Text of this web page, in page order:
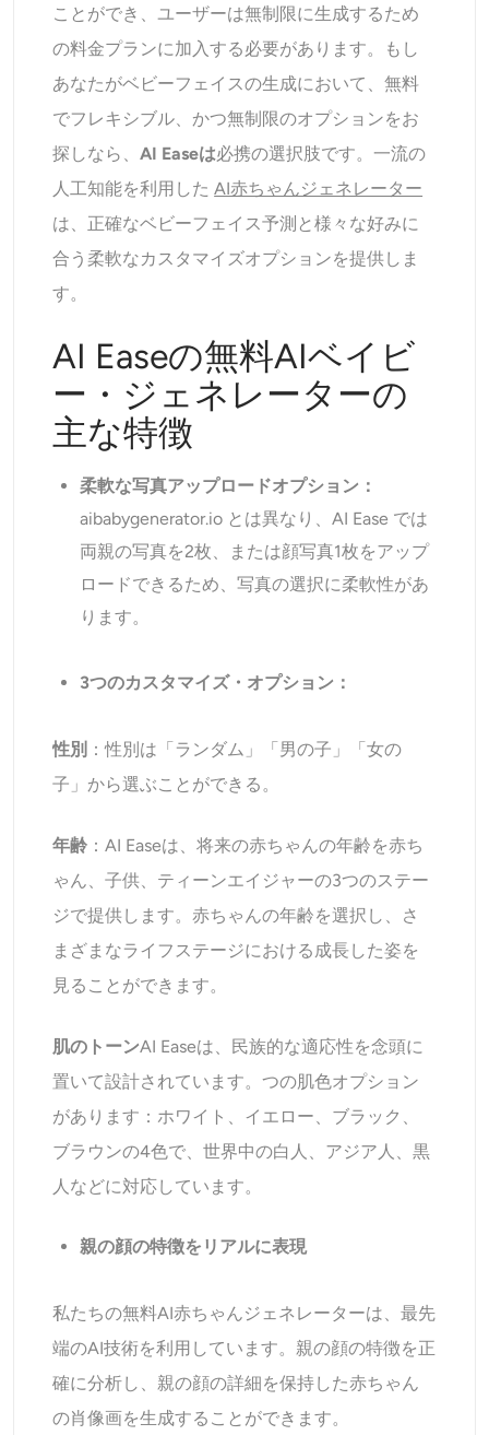
ことができ、ユーザーは無制限に生成するため
の料金プランに加入する必要があります。もし
あなたがベビーフェイスの生成において、無料
でフレキシブル、かつ無制限のオプションをお
探しなら、AI Easeは必携の選択肢です。一流の
人工知能を利用したAI赤ちゃんジェネレーター
は、正確なベビーフェイス予測と様々な好みに
合う柔軟なカスタマイズオプションを提供しま
す。
AI Easeの無料AIベイビ
ー・ジェネレーターの
主な特徴
柔軟な写真アップロードオプション：
aibabygenerator.io とは異なり、AI Ease では
両親の写真を2枚、または顔写真1枚をアップ
ロードできるため、写真の選択に柔軟性があ
ります。
3つのカスタマイズ・オプション：
性別 ：性別は「ランダム」「男の子」「女の
子」から選ぶことができる。
年齢 ：AI Easeは、将来の赤ちゃんの年齢を赤ち
ゃん、子供、ティーンエイジャーの3つのステー
ジで提供します。赤ちゃんの年齢を選択し、さ
まざまなライフステージにおける成長した姿を
見ることができます。
肌のトーンAI Easeは、民族的な適応性を念頭に
置いて設計されています。つの肌色オプション
があります：ホワイト、イエロー、ブラック、
ブラウンの4色で、世界中の白人、アジア人、黒
人などに対応しています。
親の顔の特徴をリアルに表現
私たちの無料AI赤ちゃんジェネレーターは、最先
端のAI技術を利用しています。親の顔の特徴を正
確に分析し、親の顔の詳細を保持した赤ちゃん
の肖像画を生成することができます。